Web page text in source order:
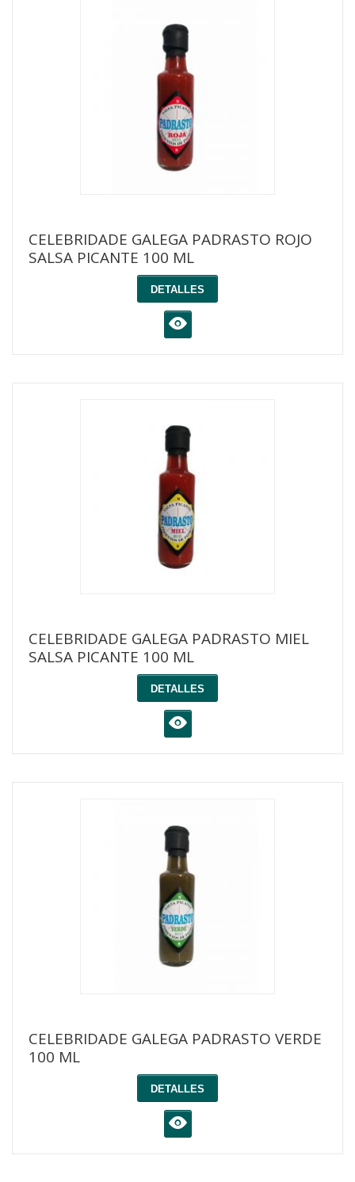
CELEBRIDADE GALEGA PADRASTO ROJO
SALSA PICANTE 100 ML
DETALLES
K
CELEBRIDADE GALEGA PADRASTO MIEL
SALSA PICANTE 100 ML
DETALLES
K
CELEBRIDADE GALEGA PADRASTO VERDE
100 ML
DETALLES
K